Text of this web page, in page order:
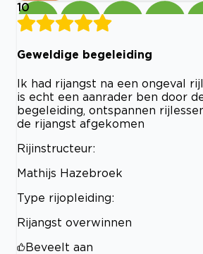
10
Geweldige begeleiding
Ik had rijangst na een ongeval
is echt een aanrader ben door
begeleiding, ontspannen
de rijangst afgekomen
Rijinstructeur:
Mathijs Hazebroek
Type rijopleiding:
Rijangst overwinnen
Beveelt aan